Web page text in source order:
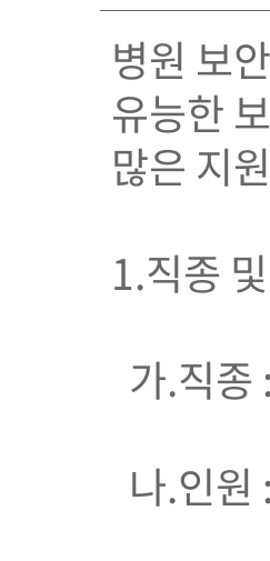
병원 보
유능한
많은 지
1.직종
가.직종
나.인